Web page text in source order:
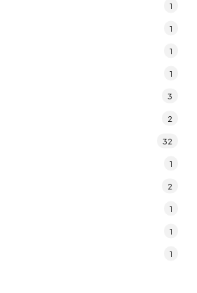
1
1
1
1
3
2
32
1
2
1
1
1